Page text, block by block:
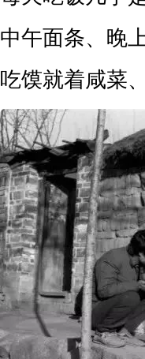
中午面条、晚
吃馍就着咸菜